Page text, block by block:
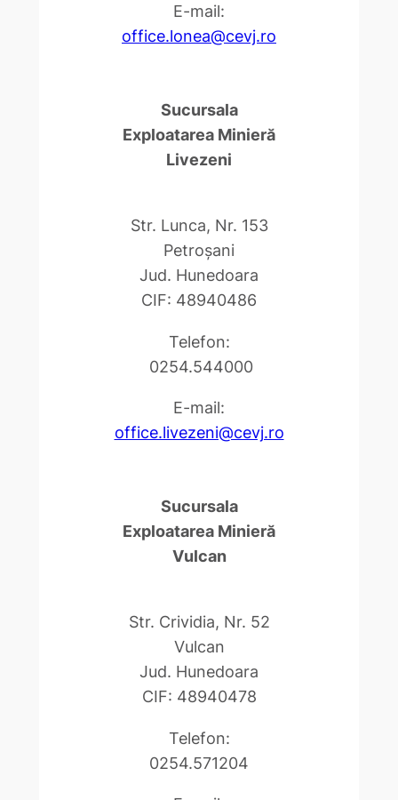
E-mail:
office.lonea@cevj.ro
Sucursala
Exploatarea Minieră
Livezeni
Str. Lunca, Nr. 153
Petroşani
Jud. Hunedoara
CIF: 48940486
Telefon:
0254.544000
E-mail:
office.livezeni@cevj.ro
Sucursala
Exploatarea Minieră
Vulcan
Str. Crividia, Nr. 52
Vulcan
Jud. Hunedoara
CIF: 48940478
Telefon:
0254.571204